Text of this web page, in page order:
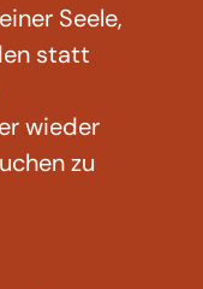
Seele,
statt
wieder
zu